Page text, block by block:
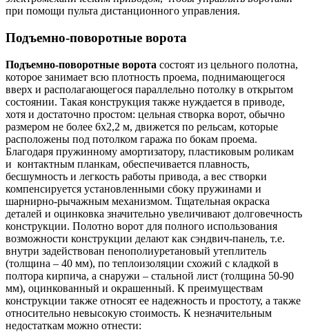
при помощи пульта дистанционного управления.
Подъемно-поворотные ворота
Подъемно-поворотные ворота состоят из цельного полотна,
которое занимает всю плотность проема, поднимающегося
вверх и располагающегося параллельно потолку в открытом
состоянии. Такая конструкция также нуждается в приводе,
хотя и достаточно простом: цельная створка ворот, обычно
размером не более 6x2,2 м, движется по рельсам, которые
расположены под потолком гаража по бокам проема.
Благодаря пружинному амортизатору, пластиковым роликам
и контактным планкам, обеспечивается плавность,
бесшумность и легкость работы привода, а вес створки
компенсируется установленными сбоку пружинами и
шарнирно-рычажным механизмом. Тщательная окраска
деталей и оцинковка значительно увеличивают долговечность
конструкции. Полотно ворот для полного использования
возможности конструкции делают как сэндвич-панель, т.е.
внутри задействован пенополиуретановый утеплитель
(толщина – 40 мм), по теплоизоляции схожий с кладкой в
полтора кирпича, а снаружи – стальной лист (толщина 50-90
мм), оцинкованный и окрашенный. К преимуществам
конструкции также относят ее надежность и простоту, а также
относительно невысокую стоимость. К незначительным
недостаткам можно отнести: